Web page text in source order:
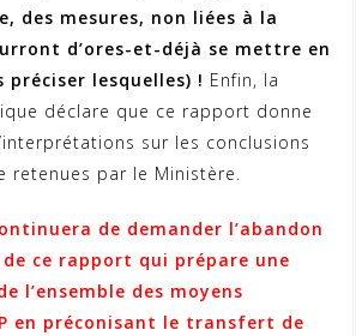
des mesures, non liées à la
d’ores-et-déjà se mettre en
lesquelles) ! Enfin, la
déclare que ce rapport donne
sur les conclusions
retenues par le Ministère.
de demander l’abandon
ce rapport qui prépare une
l’ensemble des moyens
en préconisant le transfert de